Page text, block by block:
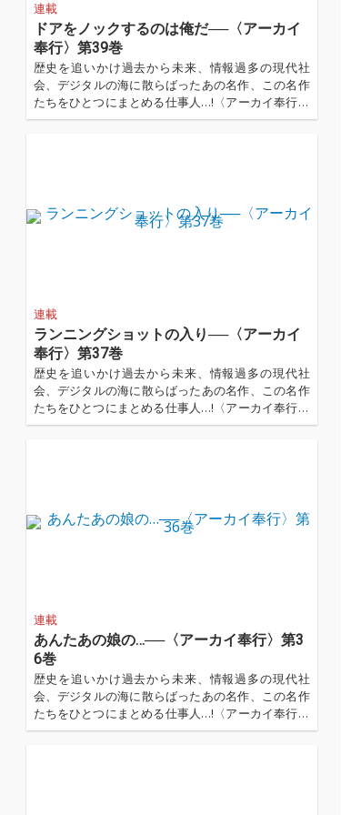
連載
ドアをノックするのは俺だ──〈アーカイ
奉行〉第39巻
歴史を追いかけ過去から未来、情報過多の現代社
会、デジタルの海に散らばったあの名作、この名作
たちをひとつにまとめる仕事人…!〈アーカイ奉行〉
が今日もデジタルの乱世を治める…!'''〈アーカイ奉
連載
ランニングショットの入り──〈アーカイ
奉行〉第37巻
歴史を追いかけ過去から未来、情報過多の現代社
会、デジタルの海に散らばったあの名作、この名作
たちをひとつにまとめる仕事人…!〈アーカイ奉行〉
が今日もデジタルの乱世を治める…!'''〈アーカイ奉
連載
あんたあの娘の…──〈アーカイ奉行〉第3
6巻
歴史を追いかけ過去から未来、情報過多の現代社
会、デジタルの海に散らばったあの名作、この名作
たちをひとつにまとめる仕事人…!〈アーカイ奉行〉
が今日もデジタルの乱世を治める…!'''〈アーカイ奉